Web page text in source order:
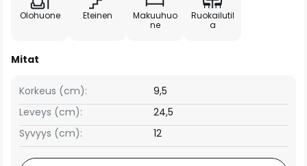
Olohuone Eteinen
Makuuhuo
ne
Ruokailutil
a
Mitat
Leveys (cm): 24,5
Korkeus (cm): 9,5
Syvyys (cm): 12